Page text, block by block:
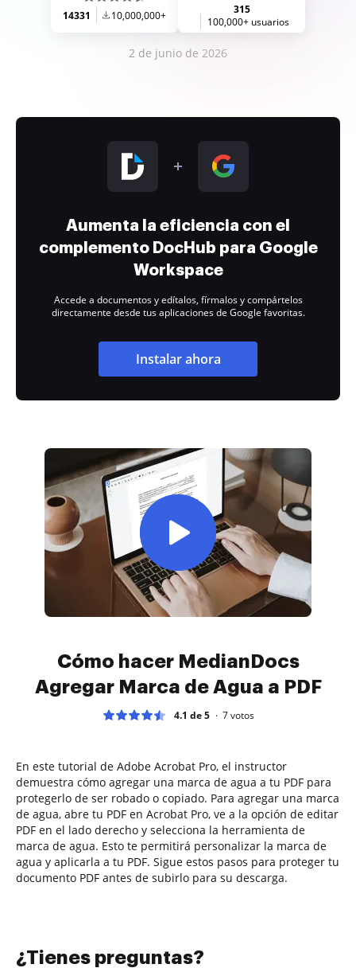
14331 10,000,000+
315
100,000+ usuarios
2 de junio de 2026
Aumenta la eficiencia con el
complemento DocHub para Google
Workspace
Accede a documentos y edítalos, fírmalos y compártelos
directamente desde tus aplicaciones de Google favoritas.
Instalar ahora
Cómo hacer MedianDocs
Agregar Marca de Agua a PDF
4.1 de 5 7votos
En este tutorial de Adobe Acrobat Pro, el instructor
demuestra cómo agregar una marca de agua a tu PDF para
protegerlo de ser robado o copiado. Para agregar una marca
de agua, abre tu PDF en Acrobat Pro, ve a la opción de editar
PDF en el lado derecho y selecciona la herramienta de
marca de agua. Esto te permitirá personalizar la marca de
agua y aplicarla a tu PDF. Sigue estos pasos para proteger tu
documento PDF antes de subirlo para su descarga.
¿Tienes preguntas?